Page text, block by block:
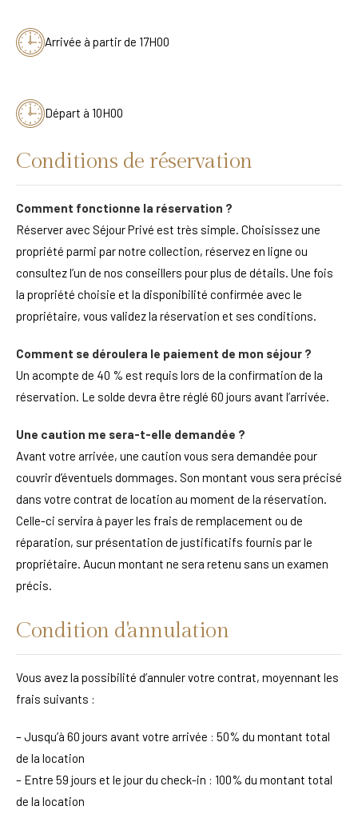
Arrivée à partir de 17H00
Départ à 10H00
Conditions de réservation
Comment fonctionne la réservation ?
Réserver avec Séjour Privé est très simple. Choisissez une
propriété parmi par notre collection, réservez en ligne ou
consultez l’un de nos conseillers pour plus de détails. Une fois
la propriété choisie et la disponibilité confirmée avec le
propriétaire, vous validez la réservation et ses conditions.
Comment se déroulera le paiement de mon séjour ?
Un acompte de 40 % est requis lors de la confirmation de la
réservation. Le solde devra être réglé 60 jours avant l’arrivée.
Une caution me sera-t-elle demandée ?
Avant votre arrivée, une caution vous sera demandée pour
couvrir d’éventuels dommages. Son montant vous sera précisé
dans votre contrat de location au moment de la réservation.
Celle-ci servira à payer les frais de remplacement ou de
réparation, sur présentation de justificatifs fournis par le
propriétaire. Aucun montant ne sera retenu sans un examen
précis.
Condition d'annulation
Vous avez la possibilité d’annuler votre contrat, moyennant les
frais suivants :
– Jusqu’à 60 jours avant votre arrivée : 50% du montant total
de la location
– Entre 59 jours et le jour du check-in : 100% du montant total
de la location